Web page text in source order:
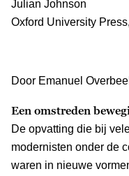
Julian Johnson
Oxford University
Door Emanuel
Een omstreden
De opvatting die bij
modernisten onder de
waren in nieuwe